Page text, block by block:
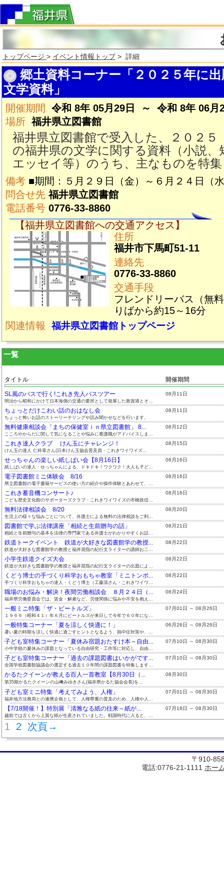
トップページ > イベント情報トップ> 詳細
郷土資料コーナー「２０２５年に
文学資料」
開催期間
令和 8年 05月29日 ～ 令和 8年 06月
場所 福井県立図書館
福井県立図書館で受入した、２０２５
の福井県の文学に関する資料（小説、
エッセイ等）のうち、主なものを特
備考 ■期間：５月２９日（金）～６月２４日（
問合せ先福井県立図書館
電話番号 0776-33-8860
【福井県立図書館への交通アクセス】
住所
福井市下馬町51-11
連絡先
0776-33-8860
交通手段
フレンドリーバス（無
りばから約15～16分
関連情報福井県立図書館トップページ
一覧
タイトル 開催期間
SL風のバスで行く!これき先人バスツアー 08月11日
明治から昭和にかけて日本海側の交通の要所として発展した敦賀港とそ...
ちょっとだけこわい話のおはなし会 08月11日
ちょっと怖いお話のストーリーテリングや読み聞かせなどを行います。
無料健康相談会「まちの保健室ｉｎ県立図書館」 8... 08月12日
こころやからだに関して気になることや悩みに看護職がアドバイスしま...
これき達人クラブ けん玉にチャレンジ！ 08月15日
けん玉の達人 仁科章さん(日本けん玉協会普及員・これきワイワイズ...
せっちゃんの楽しい紙しばい会【8月16日】 08月16日
紙しばいの達人・せっちゃんによる、ドキドキ！ワクワク！大人も子ど...
電子図書館ミニ体験会 8/16 08月16日
県立図書館の電子書籍サービスの使い方の紹介や操作体験とあわせて、...
これき蓄音機コンサート♪ 08月16日
こども歴史文化館のサポーターズクラブ・これきワイワイズの市橋政信...
無料法律相談会 8/20 08月20日
生活上の様々な悩みごとについて、弁護士による無料の法律相談をご利...
図書館で学ぶ法律講座「相続と生前贈与の話」 08月21日
相続と生前贈与の基本を法律の専門家である弁護士がわかりやすくお話...
鉄道トークイベント 鉄道が大好きな図書館学の教授... 08月22日
鉄道が大好きな図書館学の教授と福井屈指の紀行文ライターの講師お二...
小学生鉄道クイズ大会 08月22日
鉄道が大好きな図書館学の教授と福井屈指の紀行文ライターの出題によ...
くどう博士の手づくり科学おもちゃ教室「ミニトンボ... 08月22日
手づくり科学おもちゃの達人・くどう博士（工藤清さん・これきワイワ...
職場のお悩み・解決！夜間労働相談会 ８月２４日（... 08月24日
福井県労働委員会では、賃金・解雇など、労使関係に悩みや不安を抱え...
一般ミニ特集「ザ・ビートルズ」 07月01日 ～ 08月26日
１９６６（昭和４１）年６月にビートルズが来日して今年で６０年にな...
一般特集コーナー「夏を涼しく快適に！」 06月26日 ～ 08月26日
暑い夏の時期を涼しく快適に過ごすヒントとなるよう、熱中症対策や、...
子ども室特集コーナー「夏休み宿題おたすけ本～自由... 07月10日 ～ 08月30日
小中学校の夏休みの課題となっている自由研究・工作等に対応し、自由...
子ども室特集コーナー「過去の課題図書はいかがです... 07月10日 ～ 08月30日
全国学校図書館協議会の選定する過去１０年間の課題図書を特集します...
かるたクイーンが教える百人一首教室【8月30日（... 08月30日
第35期かるたクイーンの山﨑みゆきさん(福井県かるた協会会長)を...
子ども室ミニ特集「考えてみよう、人権」 07月01日 ～ 08月30日
福井地方法務局との連携企画として、人権尊重の普及のため、人権や人...
【7/18開催！】特別展「清雅なる紙の往来～紙が... 07月18日 ～ 08月30日
越前では古くから上質な紙が生産されていました。戦国時代に入ると、...
1 2 次頁→
〒910-
電話:0776-21-1111 ホー